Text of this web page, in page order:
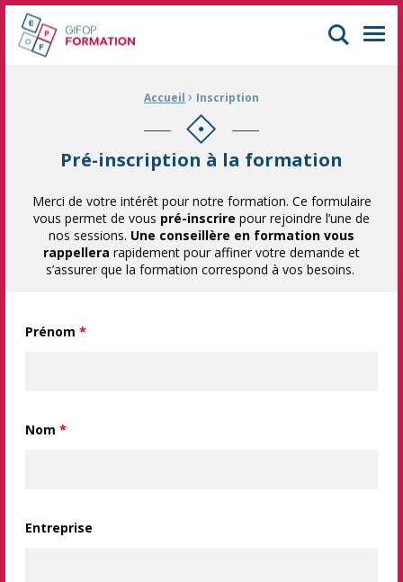
GIFOP Formation Centre de formation continue à Mulhouse
Accueil › Inscription
Pré-inscription à la formation
Merci de votre intérêt pour notre formation. Ce formulaire
vous permet de vous pré-inscrire pour rejoindre l’une de
nos sessions. Une conseillère en formation vous
rappellera rapidement pour affiner votre demande et
s’assurer que la formation correspond à vos besoins.
Prénom *
Nom *
Entreprise